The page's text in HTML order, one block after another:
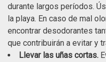
durante largos períodos.
la playa. En caso de mal
encontrar desodorantes
que contribuirán a evitar y
Llevar las uñas cortas.